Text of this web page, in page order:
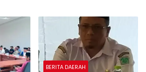
BERITA DAERAH